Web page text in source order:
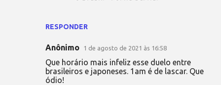
RESPONDER
Anônimo 1 de agosto de 2021 às 16:58
Que horário mais infeliz esse duelo entre
brasileiros e japoneses. 1am é de lascar. Que
ódio!